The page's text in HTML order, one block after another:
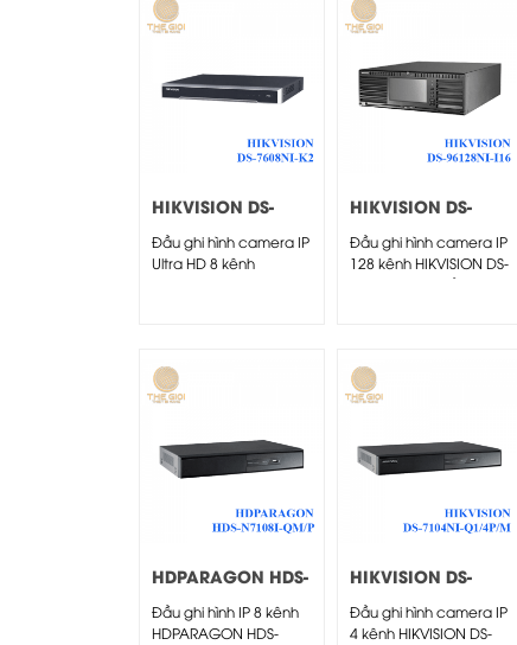
HIKVISION DS-
7608NI-K2
Đầu ghi hình camera IP
Ultra HD 8 kênh
HIKVISION DS-
96128NI-I16
Đầu ghi hình camera IP
128 kênh HIKVISION DS-
96128NI-I16 -Đầu ghi...
HDPARAGON HDS-
N7108I-QM/P
Đầu ghi hình IP 8 kênh
HDPARAGON HDS-
HIKVISION DS-
7104NI-Q1/4P/M
Đầu ghi hình camera IP
4 kênh HIKVISION DS-